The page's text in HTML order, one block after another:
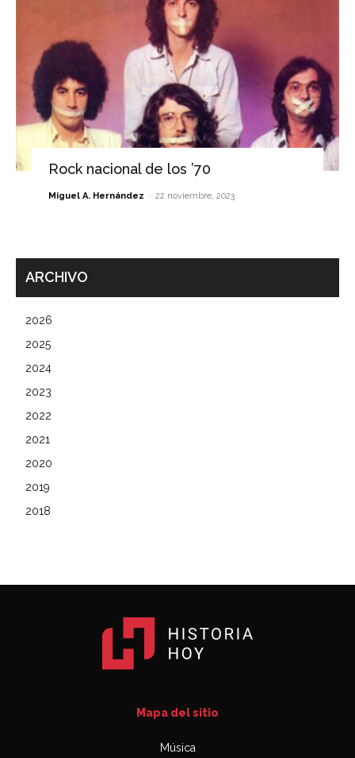
Rock nacional de los ’70
Miguel A. Hernández - 22 noviembre, 2023
ARCHIVO
2026
2025
2024
2023
2022
2021
2020
2019
2018
Mapa del sitio
Música